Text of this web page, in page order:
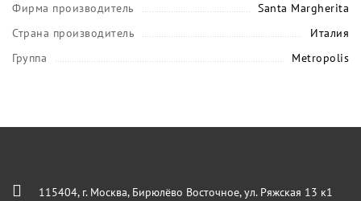
Фирма производитель
Santa Margherita
Страна производитель
Италия
Группа
Metropolis
115404, г. Москва, Бирюлёво Восточное, ул. Ряжская 13 к1